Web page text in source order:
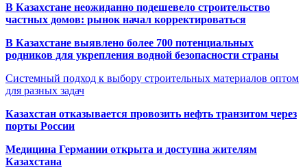
В Казахстане неожиданно подешевело строительство
частных домов: рынок начал корректироваться
В Казахстане выявлено более 700 потенциальных
родников для укрепления водной безопасности страны
Системный подход к выбору строительных материалов оптом
для разных задач
Казахстан отказывается провозить нефть транзитом через
порты России
Медицина Германии открыта и доступна жителям
Казахстана